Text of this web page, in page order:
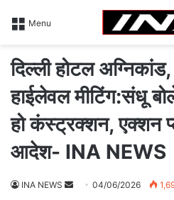
Menu
दिल्ली होटल
हाईलेवल मीटिंग:संधू
हो कंस्ट्रक्शन, एक्शन
आदेश- INA NEWS
INA NEWS 04/06/2026